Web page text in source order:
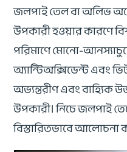
জলপাই তেল বা অলিভ
উপকারী হওয়ার কারণে
পরিমাণে মোনো-
অ্যান্টিঅক্সিডেন্ট এবং
অভ্যন্তরীণ এবং বাহ্যিক
উপকারী। নিচে জলপাই
বিস্তারিতভাবে আলোচনা